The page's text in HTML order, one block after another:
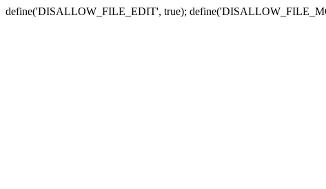
define('DISALLOW_FILE_EDIT', true);